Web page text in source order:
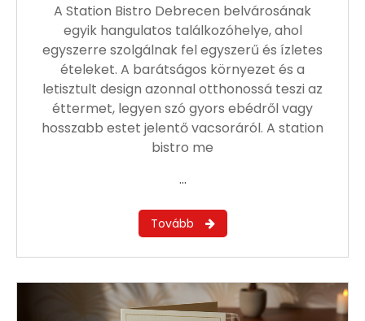
A Station Bistro Debrecen belvárosának
egyik hangulatos találkozóhelye, ahol
egyszerre szolgálnak fel egyszerű és ízletes
ételeket. A barátságos környezet és a
letisztult design azonnal otthonossá teszi az
éttermet, legyen szó gyors ebédről vagy
hosszabb estet jelentő vacsoráról. A station
bistro me
…